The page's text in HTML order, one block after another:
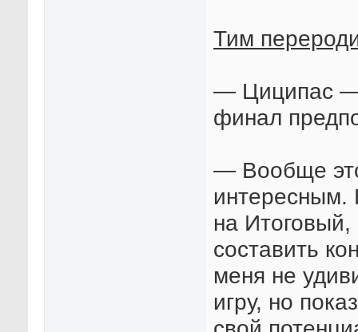
Тим
— Циципас —
финал
— Вообще
интересным.
на
составить
меня не
игру, но